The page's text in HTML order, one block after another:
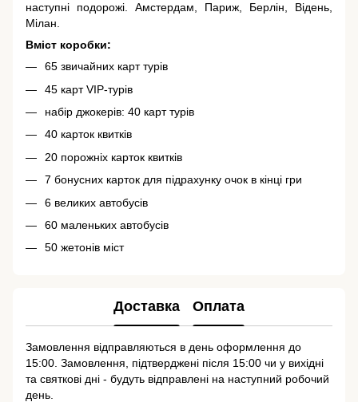
наступні подорожі. Амстердам, Париж, Берлін, Відень,
Мілан.
Вміст коробки:
65 звичайних карт турів
45 карт VIP-турів
набір джокерів: 40 карт турів
40 карток квитків
20 порожніх карток квитків
7 бонусних карток для підрахунку очок в кінці гри
6 великих автобусів
60 маленьких автобусів
50 жетонів міст
Доставка Оплата
Замовлення відправляються в день оформлення до
15:00. Замовлення, підтверджені після 15:00 чи у вихідні
та святкові дні - будуть відправлені на наступний робочий
день.